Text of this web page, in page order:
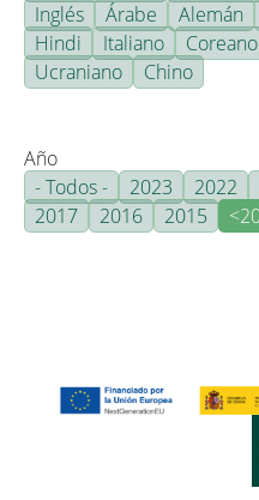
Inglés
Árabe Alemán
Hindi
Italiano Coreano
Ucraniano
Chino
Año
- Todos -
2023 2022
2017
2016 2015